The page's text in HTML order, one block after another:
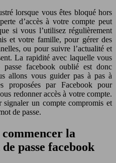
lorsque vous êtes bloqué hors
d’accès à votre compte peut
si vous l’utilisez régulièrement
et votre famille, pour gérer des
ou pour suivre l’actualité et
La rapidité avec laquelle vous
facebook oublié est donc
allons vous guider pas à pas à
proposées par Facebook pour
redonner accès à votre compte.
signaler un compte compromis et
de passe.
la
passe facebook